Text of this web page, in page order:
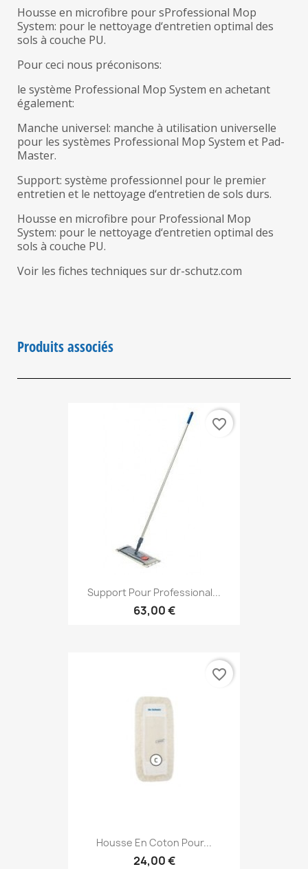
Housse en microfibre pour sProfessional Mop
System: pour le nettoyage d‘entretien optimal des
sols à couche PU.
Pour ceci nous préconisons:
le système Professional Mop System en achetant
également:
Manche universel: manche à utilisation universelle
pour les systèmes Professional Mop System et Pad-
Master.
Support: système professionnel pour le premier
entretien et le nettoyage d‘entretien de sols durs.
Housse en microfibre pour Professional Mop
System: pour le nettoyage d‘entretien optimal des
sols à couche PU.
Voir les fiches techniques sur dr-schutz.com
Produits associés
Support Pour Professional...
63,00 €
favorite_border
Housse En Coton Pour...
24,00 €
favorite_border